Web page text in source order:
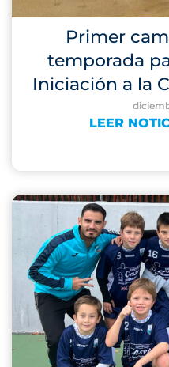
Primer
temporada
Iniciación a la
LEER